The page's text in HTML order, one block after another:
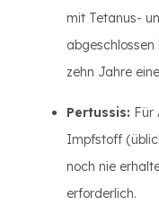
mit Tetanus-
zehn Jahre
Pertussis: Für
Impfstoff
noch nie
erforderlich.